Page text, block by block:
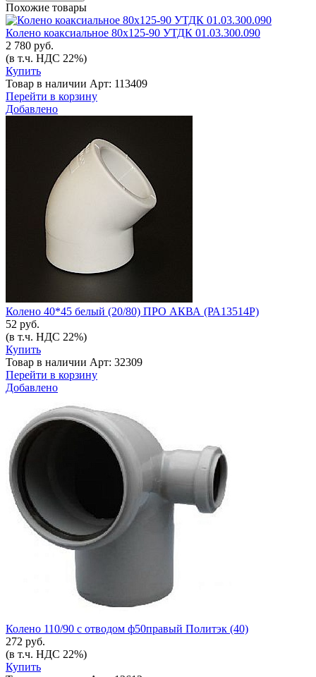
Похожие товары
Колено коаксиальное 80х125-90 УТДК 01.03.300.090
2 780 руб.
(в т.ч. НДС 22%)
Купить
Товар в наличии Арт: 113409
Перейти в корзину
Добавлено
Колено 40*45 белый (20/80) ПРО АКВА (РА13514Р)
52 руб.
(в т.ч. НДС 22%)
Купить
Товар в наличии Арт: 32309
Перейти в корзину
Добавлено
Колено 110/90 с отводом ф50правый Политэк (40)
272 руб.
(в т.ч. НДС 22%)
Купить